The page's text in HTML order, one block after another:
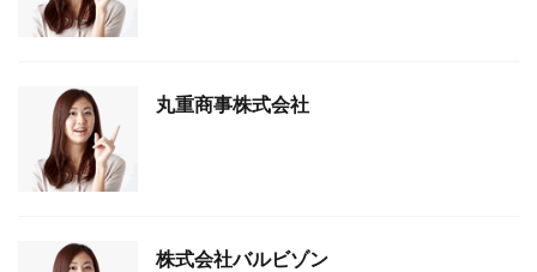
丸重商事株式会社
株式会社バルビゾン